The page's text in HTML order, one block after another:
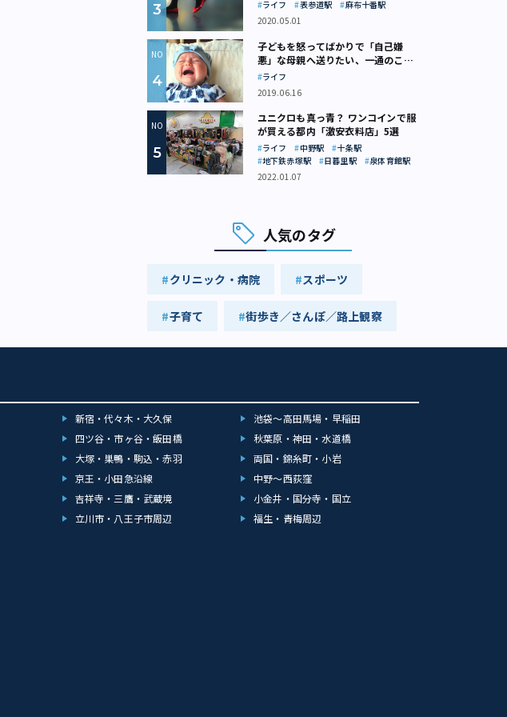
ライフ 表参道駅
麻布十番駅
2020.05.01
子どもを怒ってばかりで「自己嫌
悪」な母親へ送りたい、一通のここ
ろの処方箋
ライフ
2019.06.16
ユニクロも真っ青？ ワンコインで服
が買える都内「激安衣料店」5選
ライフ 中野駅
十条駅
地下鉄赤塚駅
日暮里駅
泉体育館駅
2022.01.07
人気のタグ
クリニック・病院 スポーツ
子育て 街歩き／さんぽ／路上観察
新宿・代々木・大久保
池袋～高田馬場・早稲田
四ツ谷・市ヶ谷・飯田橋
秋葉原・神田・水道橋
大塚・巣鴨・駒込・赤羽
両国・錦糸町・小岩
京王・小田急沿線
中野～西荻窪
吉祥寺・三鷹・武蔵境
小金井・国分寺・国立
立川市・八王子市周辺 福生・青梅周辺